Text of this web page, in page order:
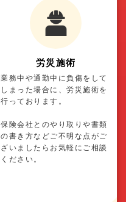
労災施術
業務中や通勤中に負傷をして
しまった場合に、労災施術を
行っております。
保険会社とのやり取りや書類
の書き方などご不明な点がご
ざいましたらお気軽にご相談
ください。